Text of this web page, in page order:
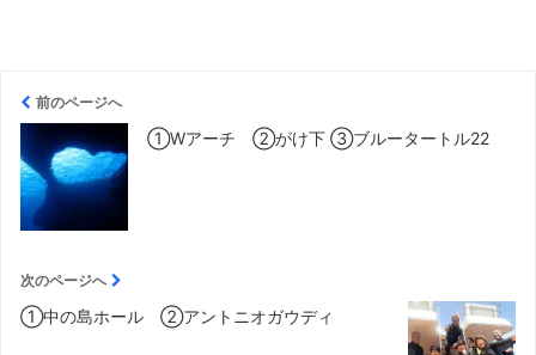
前のページへ
①Wアーチ ②がけ下 ③ブルータートル22
次のページへ
①中の島ホール ②アントニオガウディ